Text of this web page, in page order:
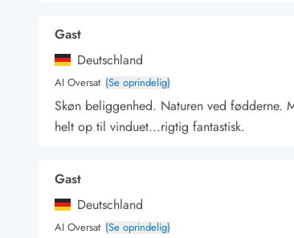
Vandring langs Vestkysten
Vandski for hele familien
Sejlads langs Vestkysten
Historiske museer
Kunstmuseer
Kulinariske oplevelser
Sandskulpturfestival
Hold jul i sommerhuset
Vikingetiden i Danmark
Gast
Deutschland
AI Oversat (Se oprindelig)
Skøn beliggenhed. Naturen ved fødderne.
helt op til vinduet...rigtig fantastisk.
Gast
Deutschland
AI Oversat (Se oprindelig)